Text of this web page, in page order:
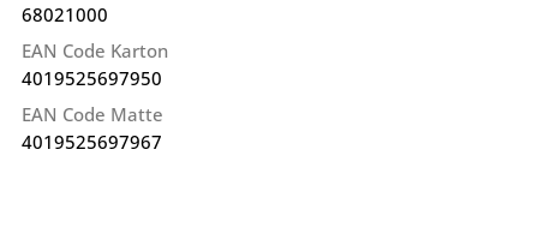
68021000
EAN Code Karton
4019525697950
EAN Code Matte
4019525697967